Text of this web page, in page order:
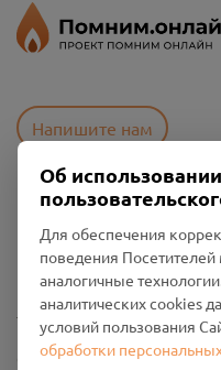
Напишите нам
Политика
Промо-материалы
Настройки cookies
Общество с ограниченной
Об
Для обеспечения
поведения
аналогичные
аналитических cookies
условий пользования
обработки